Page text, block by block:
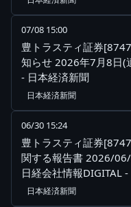
07/08 15:00
豊トラスティ証券
知らせ 2026年7月8日(
- 日本経済新聞
日本経済新聞
06/30 15:24
豊トラスティ証券
関する報告書 2026/
日経会社情報DIGITAL
日本経済新聞